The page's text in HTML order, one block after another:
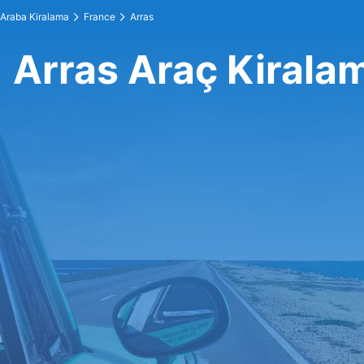
Araba Kiralama France Arras
Arras Araç